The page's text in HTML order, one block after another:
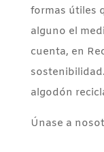
formas útiles
alguno el
cuenta, en
algodón
Únase a